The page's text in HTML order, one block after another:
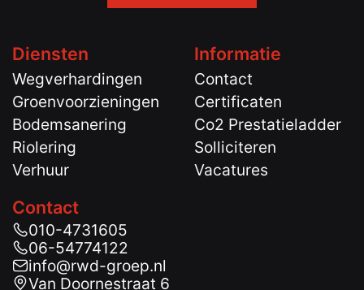
Diensten
Wegverhardingen
Groenvoorzieningen
Bodemsanering
Riolering
Verhuur
Informatie
Contact
Certificaten
Co2 Prestatieladder
Solliciteren
Vacatures
Contact
010-4731605
06-54774122
info@rwd-groep.nl
Van Doornestraat 6